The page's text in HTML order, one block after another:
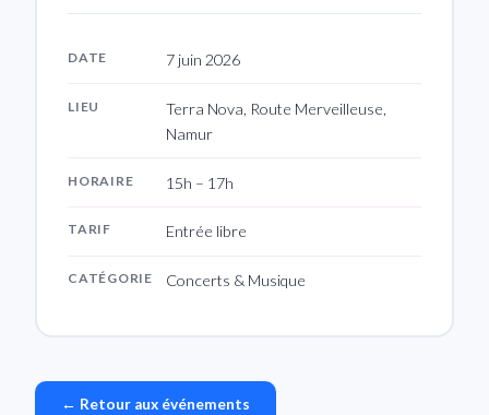
DATE 7 juin 2026
LIEU
Terra Nova, Route Merveilleuse,
Namur
HORAIRE 15h – 17h
TARIF Entrée libre
CATÉGORIE Concerts & Musique
← Retour aux événements